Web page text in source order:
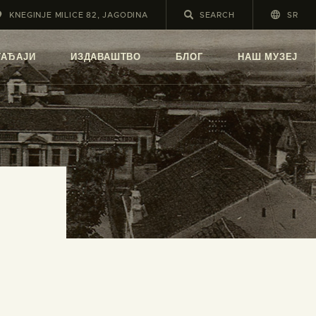
KNEGINJE MILICE 82, JAGODINA SR
ИЗДАВАШТВО БЛОГ НАШ МУЗЕЈ